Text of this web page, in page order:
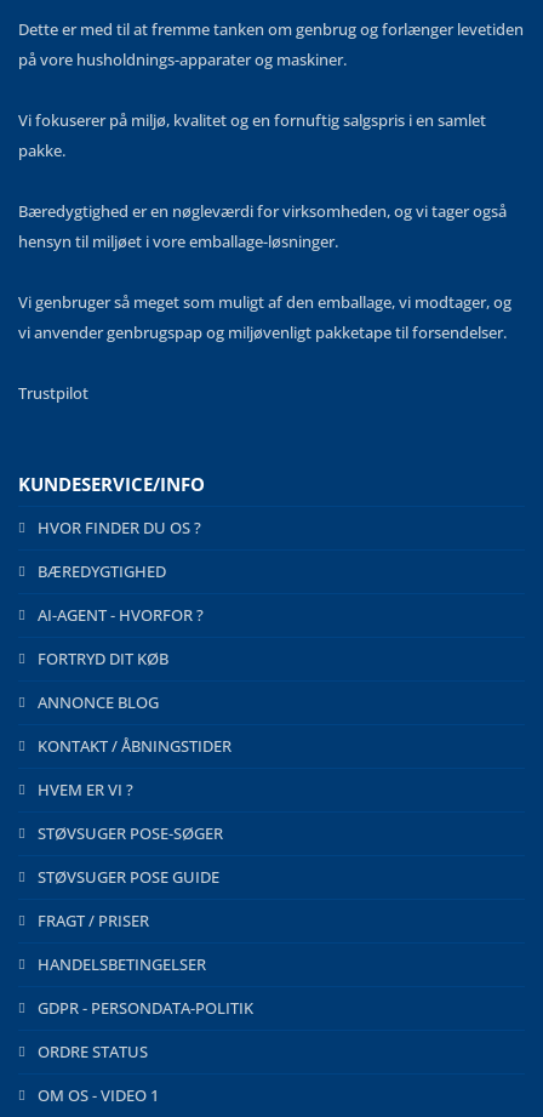
Dette er med til at fremme tanken om genbrug og forlænger levetiden
på vore husholdnings-apparater og maskiner.
Vi fokuserer på miljø, kvalitet og en fornuftig salgspris i en samlet
pakke.
Bæredygtighed er en nøgleværdi for virksomheden, og vi tager også
hensyn til miljøet i vore emballage-løsninger.
Vi genbruger så meget som muligt af den emballage, vi modtager, og
vi anvender genbrugspap og miljøvenligt pakketape til forsendelser.
Trustpilot
KUNDESERVICE/INFO
HVOR FINDER DU OS ?
BÆREDYGTIGHED
AI-AGENT - HVORFOR ?
FORTRYD DIT KØB
ANNONCE BLOG
KONTAKT / ÅBNINGSTIDER
HVEM ER VI ?
STØVSUGER POSE-SØGER
STØVSUGER POSE GUIDE
FRAGT / PRISER
HANDELSBETINGELSER
GDPR - PERSONDATA-POLITIK
ORDRE STATUS
OM OS - VIDEO 1